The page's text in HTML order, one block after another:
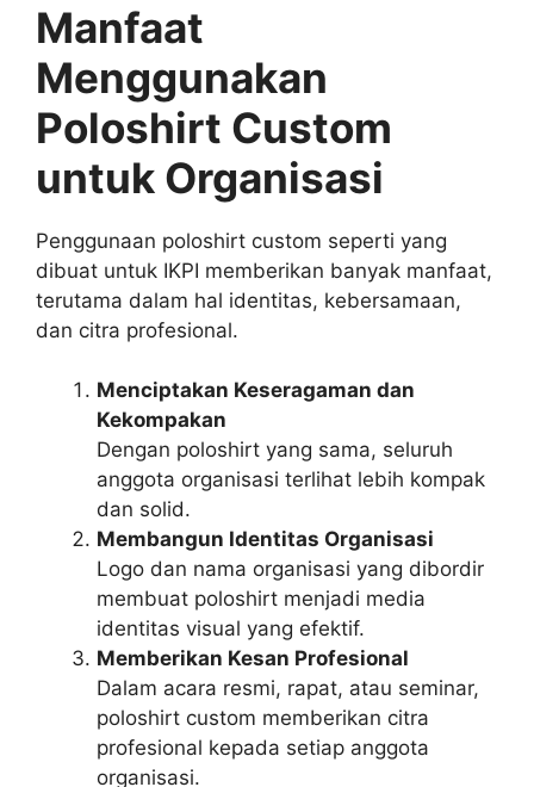
Manfaat
Menggunakan
Poloshirt Custom
untuk Organisasi
Penggunaan poloshirt custom seperti yang
dibuat untuk IKPI memberikan banyak manfaat,
terutama dalam hal identitas, kebersamaan,
dan citra profesional.
Menciptakan Keseragaman dan
Kekompakan
Dengan poloshirt yang sama, seluruh
anggota organisasi terlihat lebih kompak
dan solid.
Membangun Identitas Organisasi
Logo dan nama organisasi yang dibordir
membuat poloshirt menjadi media
identitas visual yang efektif.
Memberikan Kesan Profesional
Dalam acara resmi, rapat, atau seminar,
poloshirt custom memberikan citra
profesional kepada setiap anggota
organisasi.